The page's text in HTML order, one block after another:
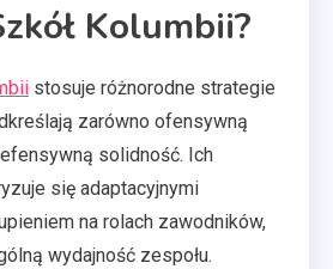
Kolumbii?
stosuje różnorodne strategie
zarówno ofensywną
solidność. Ich
się adaptacyjnymi
na rolach zawodników,
wydajność zespołu.